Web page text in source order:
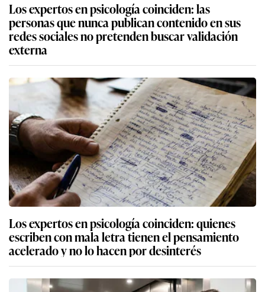
Los expertos en psicología coinciden: las
personas que nunca publican contenido en sus
redes sociales no pretenden buscar validación
externa
Los expertos en psicología coinciden: quienes
escriben con mala letra tienen el pensamiento
acelerado y no lo hacen por desinterés